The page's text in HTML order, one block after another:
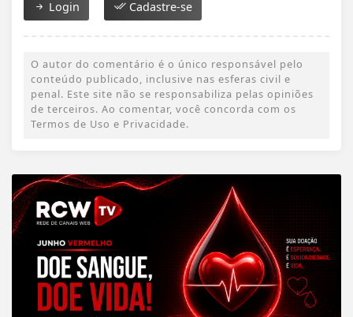
Login Cadastre-se
O autor do comentário é o único responsável pelo
conteúdo publicado, inclusive nas esferas civil e
penal. Este site não se responsabiliza pelas opiniões
de terceiros. Ao comentar, você concorda com os
Termos de Uso e Privacidade.